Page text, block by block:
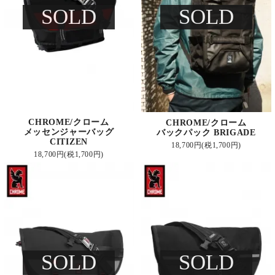
SOLD
CHROME/クローム
メッセンジャーバッグ
CITIZEN
18,700円(税1,700円)
SOLD
CHROME/クローム
バックパック BRIGADE
18,700円(税1,700円)
SOLD SOLD